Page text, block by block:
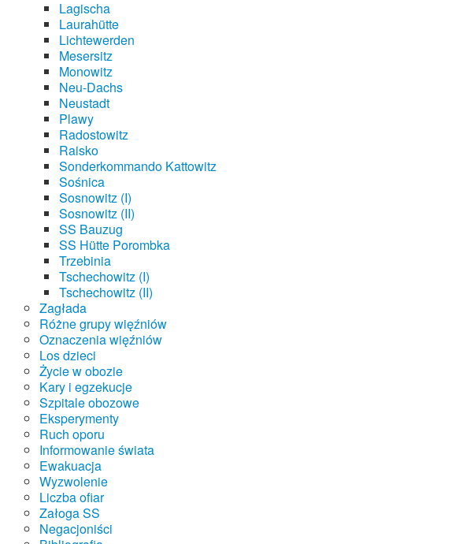
Lagischa
Laurahütte
Lichtewerden
Mesersitz
Monowitz
Neu-Dachs
Neustadt
Plawy
Radostowitz
Raisko
Sonderkommando Kattowitz
Sośnica
Sosnowitz (I)
Sosnowitz (II)
SS Bauzug
SS Hütte Porombka
Trzebinia
Tschechowitz (I)
Tschechowitz (II)
Zagłada
Różne grupy więźniów
Oznaczenia więźniów
Los dzieci
Życie w obozie
Kary i egzekucje
Szpitale obozowe
Eksperymenty
Ruch oporu
Informowanie świata
Ewakuacja
Wyzwolenie
Liczba ofiar
Załoga SS
Negacjoniści